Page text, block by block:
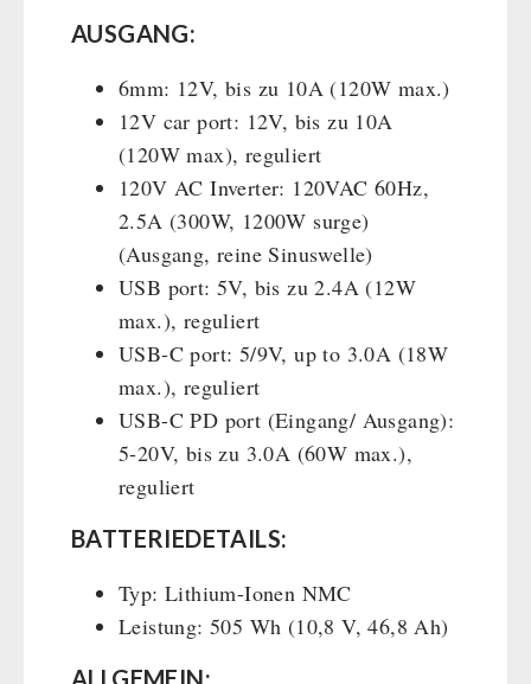
AUSGANG:
6mm: 12V, bis zu 10A (120W max.)
12V car port: 12V, bis zu 10A
(120W max), reguliert
120V AC Inverter: 120VAC 60Hz,
2.5A (300W, 1200W surge)
(Ausgang, reine Sinuswelle)
USB port: 5V, bis zu 2.4A (12W
max.), reguliert
USB-C port: 5/9V, up to 3.0A (18W
max.), reguliert
USB-C PD port (Eingang/ Ausgang):
5-20V, bis zu 3.0A (60W max.),
reguliert
BATTERIEDETAILS:
Typ: Lithium-Ionen NMC
Leistung: 505 Wh (10,8 V, 46,8 Ah)